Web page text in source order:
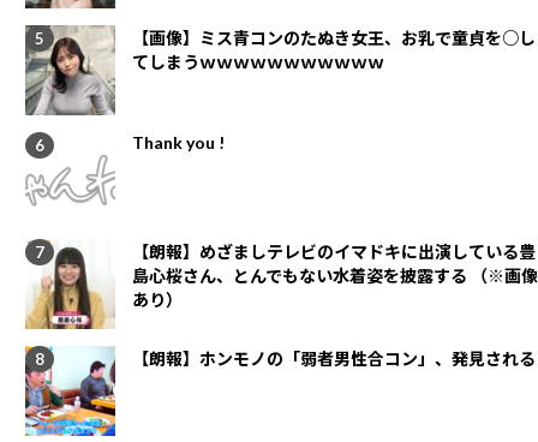
【画像】ミス青コンのたぬき女王、お乳で童貞を○し
てしまうｗｗｗｗｗｗｗｗｗｗｗ
Thank you !
【朗報】めざましテレビのイマドキに出演している豊
島心桜さん、とんでもない水着姿を披露する （※画像
あり）
【朗報】ホンモノの「弱者男性合コン」、発見される